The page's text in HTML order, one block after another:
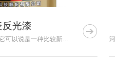
光漆
反光漆近些年应用的越来越多，它可以说是一种比较新得材料，反光...
